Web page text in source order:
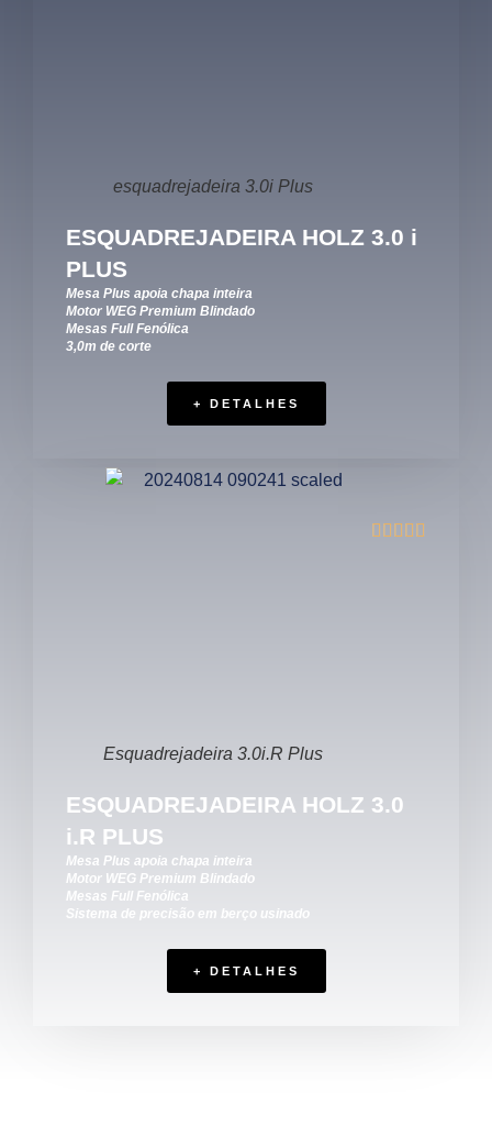
esquadrejadeira 3.0i Plus
ESQUADREJADEIRA HOLZ 3.0 i
PLUS
Mesa Plus apoia chapa inteira
Motor WEG Premium Blindado
Mesas Full Fenólica
3,0m de corte
+ DETALHES
Esquadrejadeira 3.0i.R Plus
    
ESQUADREJADEIRA HOLZ 3.0
i.R PLUS
Mesa Plus apoia chapa inteira
Motor WEG Premium Blindado
Mesas Full Fenólica
Sistema de precisão em berço usinado
+ DETALHES